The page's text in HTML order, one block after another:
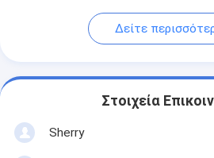
Δείτε
Στοιχεία
Sherry